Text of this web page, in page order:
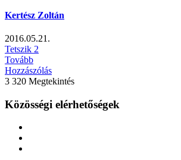
Kertész Zoltán
2016.05.21.
Tetszik 2
Tovább
Hozzászólás
3 320 Megtekintés
Közösségi elérhetőségek